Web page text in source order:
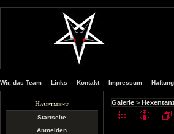
Wir, das Team Links Kontakt Impressum
Hauptmenü
Startseite
Anmelden
Galerie >